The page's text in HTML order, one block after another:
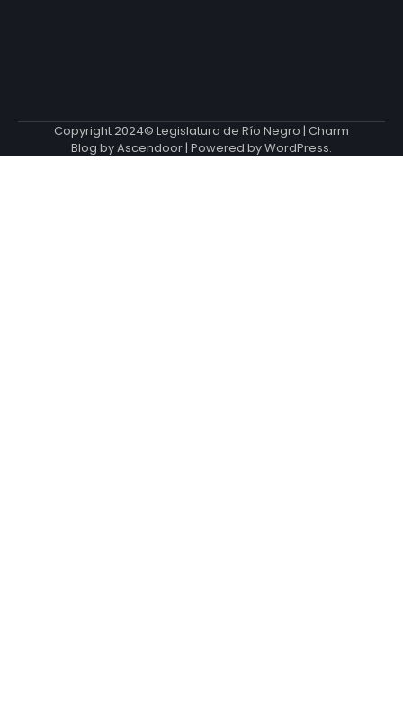
Copyright 2024© Legislatura de Río Negro | Charm
Blog byAscendoor | Powered byWordPress.